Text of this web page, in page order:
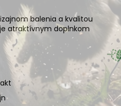
balenia a kvalitou
atraktívnym doplnkom